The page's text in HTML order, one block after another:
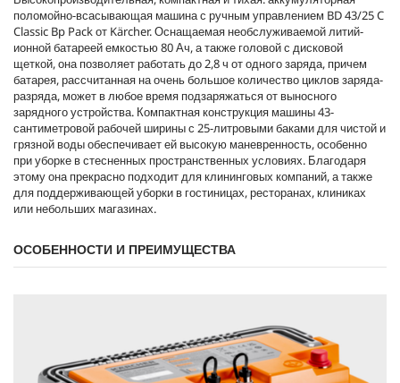
поломойно-всасывающая машина с ручным управлением BD 43/25 C
Classic Bp Pack от Kärcher. Оснащаемая необслуживаемой литий-
ионной батареей емкостью 80 Ач, а также головой с дисковой
щеткой, она позволяет работать до 2,8 ч от одного заряда, причем
батарея, рассчитанная на очень большое количество циклов заряда-
разряда, может в любое время подзаряжаться от выносного
зарядного устройства. Компактная конструкция машины 43-
сантиметровой рабочей ширины с 25-литровыми баками для чистой и
грязной воды обеспечивает ей высокую маневренность, особенно
при уборке в стесненных пространственных условиях. Благодаря
этому она прекрасно подходит для клининговых компаний, а также
для поддерживающей уборки в гостиницах, ресторанах, клиниках
или небольших магазинах.
ОСОБЕННОСТИ И ПРЕИМУЩЕСТВА